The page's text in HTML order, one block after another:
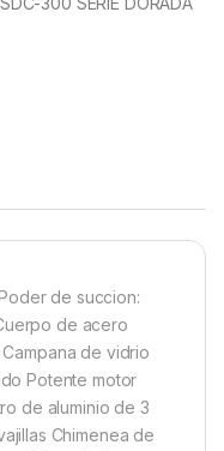
de succion:
de acero
de vidrio
Potente motor
de aluminio de 3
Chimenea de